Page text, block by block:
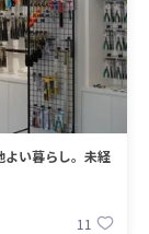
い暮らし。未経
11